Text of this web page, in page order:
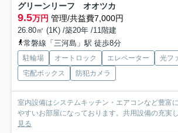
グリーンリーフ オオツカ
9.5万円 管理/共益費7,000円
26.80㎡ (1K) /築20年 /11階建
常磐線「三河島」駅 徒歩8分
駐輪場 オートロック エレベーター
光フ
宅配ボックス
防犯カメラ
室内設備はシステムキッチン・エアコンなど豊富
やすいお部屋になっております。共用設備の充実
見る